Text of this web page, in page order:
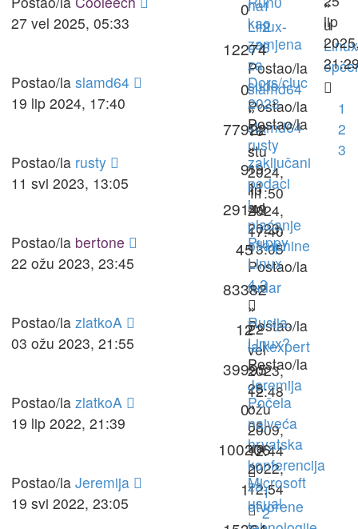
1
2
3
u
Linux
1
2
3
lip
na
Linux-
u?
Postao/la
slamd64
»
16
stu
2024,
11:50
27 vel 2025, 05:33
kao
zamjena
za
sudo
Postao/la
slamd64
»
19
lip
2024,
17:40
0
12274
Postao/la slamd64
19 lip 2024, 17:40
Dors/cluc
2023
Postao/la
rusty
»
11
svi
2023,
13:05
0
77922
Postao/la rusty
11 svi 2023, 13:05
zaključani
podaci
i
plaćanje
otkupnine
Postao/la
rudar
»
22
vel
2023,
12:48
9
29149
Postao/la bertone
22 ožu 2023, 23:45
Puppy
Linux
4.2
Postao/la
laikexpert
»
28
ožu
2009,
12:44
1
2
45
83382
Postao/la zlatkoA
03 ožu 2023, 21:55
Rusija,
Linux?
Postao/la
Jeremija
»
03
tra
2022,
12:54
12
39995
Postao/la zlatkoA
19 lip 2022, 21:39
Počela
najveća
hrvatska
konferencija
za
otvorene
0
100206
Postao/la Jeremija
19 svi 2022, 23:05
Microsoft
usual
-
1